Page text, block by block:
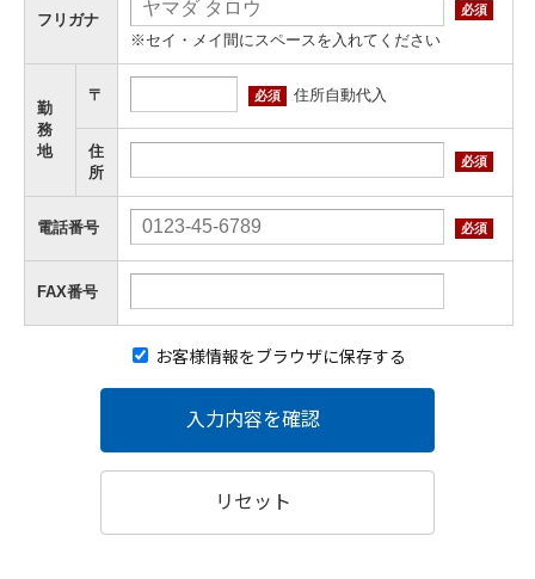
フリガナ
必須
※セイ・メイ間にスペースを入れてください
勤
務
地
〒 必須 住所自動代入
住
所
必須
電話番号 必須
FAX番号
お客様情報をブラウザに保存する
入力内容を確認
リセット